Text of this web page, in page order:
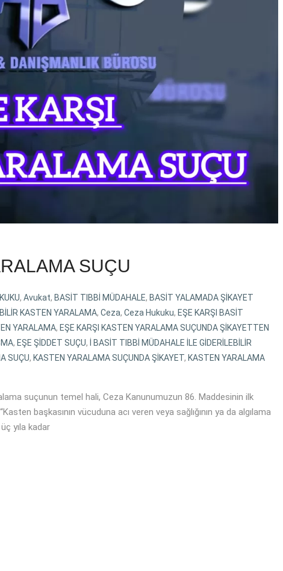
SUÇU
, Avukat, BASİT TIBBİ MÜDAHALE, BASİT YALAMADA ŞİKAYET
KASTEN YARALAMA, Ceza, Ceza Hukuku, EŞE KARŞI BASİT
YARALAMA, EŞE KARŞI KASTEN YARALAMA SUÇUNDA ŞİKAYETTEN
, EŞE ŞİDDET SUÇU,
İ BASİT TIBBİ MÜDAHALE İLE GİDERİLEBİLİR
SUÇU, KASTEN YARALAMA SUÇUNDA ŞİKAYET, KASTEN YARALAMA
suçunun temel hali, Ceza Kanunumuzun 86. Maddesinin ilk
başkasının vücuduna acı veren veya sağlığının ya da algılama
yıla kadar